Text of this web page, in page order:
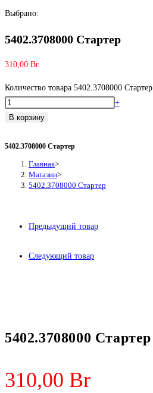
Выбрано:
5402.3708000 Стартер
310,00 Br
Количество товара 5402.3708000 Стартер
+
В корзину
5402.3708000 Стартер
Главная>
Магазин>
5402.3708000 Стартер
Предыдущий товар
Следующий товар
5402.3708000 Стартер
310,00 Br